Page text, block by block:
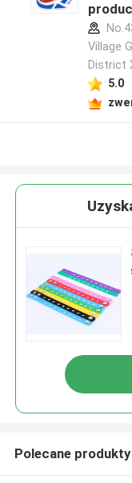
Village
District
5.0
Polecane produkty